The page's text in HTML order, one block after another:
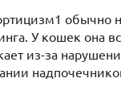
обычно
У кошек она
из-за